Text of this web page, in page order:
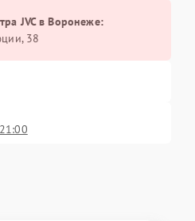
JVC в Воронеже:
38